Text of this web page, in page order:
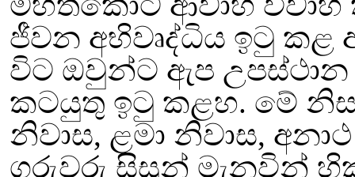
ජීවන අභිවෘද්ධිය ඉටු කළ
විට ඔවුන්ට ඇප
කටයුතු ඉටු කළහ. මේ
නිවාස, ළමා නිවාස,
ගුරුවරු සිසුන් මැනවින්